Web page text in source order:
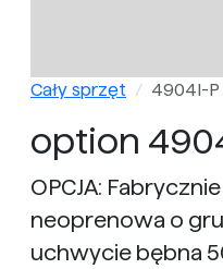
Cały sprzęt 4904I-P
option
OPCJA:
neoprenowa o
uchwycie bębna